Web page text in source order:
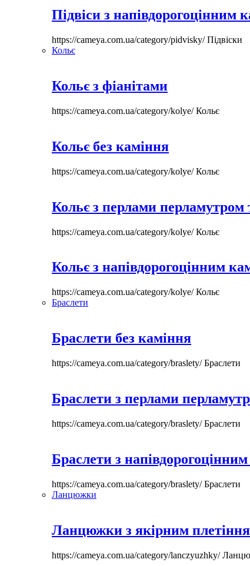
Підвіси з напівдорогоцінним
https://cameya.com.ua/category/pidvisky/Підвіски
Кольє
Кольє з фіанітами
https://cameya.com.ua/category/kolye/Кольє
Кольє без каміння
https://cameya.com.ua/category/kolye/Кольє
Кольє з перлами перламутром
https://cameya.com.ua/category/kolye/Кольє
Кольє з напівдорогоцінним
https://cameya.com.ua/category/kolye/Кольє
Браслети
Браслети без каміння
https://cameya.com.ua/category/braslety/Браслети
Браслети з перлами
https://cameya.com.ua/category/braslety/Браслети
Браслети з
https://cameya.com.ua/category/braslety/Браслети
Ланцюжки
Ланцюжки з якірним
https://cameya.com.ua/category/lanczyuzhky/